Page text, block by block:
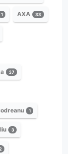
1 AXA 33
37
1
3